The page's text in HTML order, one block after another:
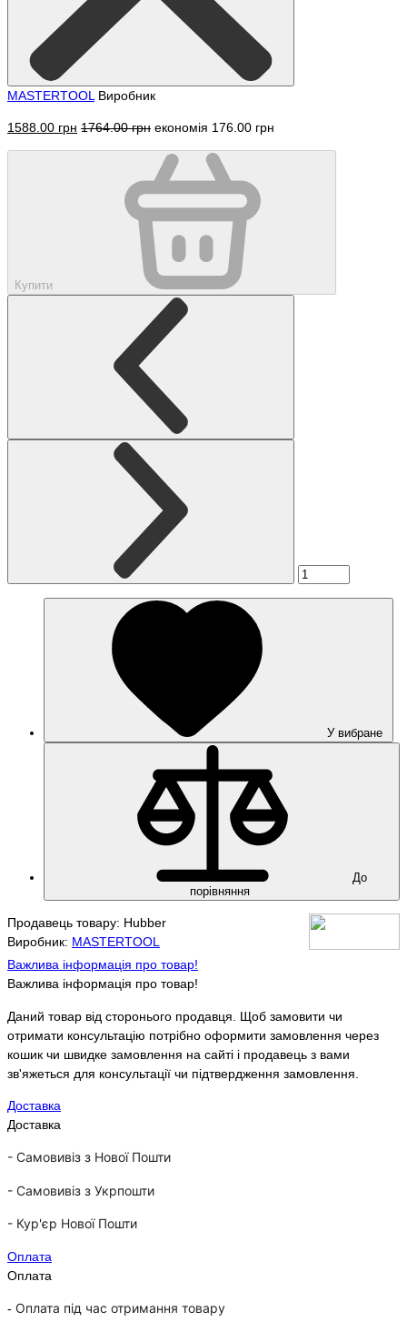
MASTERTOOL Виробник
1588.00 грн 1764.00 грн економія 176.00 грн
Купити
У вибране
До
порівняння
Продавець товару: Hubber
Виробник: MASTERTOOL
Важлива інформація про товар!
Важлива інформація про товар!
Даний товар від сторонього продавця. Щоб замовити чи
отримати консультацію потрібно оформити замовлення через
кошик чи швидке замовлення на сайті і продавець з вами
зв'яжеться для консультації чи підтвердження замовлення.
Доставка
Доставка
- Самовивіз з Нової Пошти
- Самовивіз з Укрпошти
- Кур'єр Нової Пошти
Оплата
Оплата
- Оплата під час отримання товару